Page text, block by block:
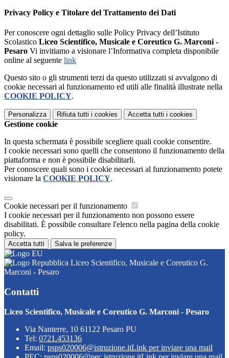
Privacy Policy e Titolare del Trattamento dei Dati
Per conoscere ogni dettaglio sulle Policy Privacy dell’Istituto
Scolastico Liceo Scientifico, Musicale e Coreutico G. Marconi -
Pesaro Vi invitiamo a visionare l’Informativa completa disponibile
online al seguente link
Questo sito o gli strumenti terzi da questo utilizzati si avvalgono di
cookie necessari al funzionamento ed utili alle finalità illustrate nella
COOKIE POLICY.
Personalizza Rifiuta tutti i cookies Accetta tutti i cookies
Gestione cookie
In questa schermata è possibile scegliere quali cookie consentire.
I cookie necessari sono quelli che consentono il funzionamento della
piattaforma e non è possibile disabilitarli.
Per conoscere quali sono i cookie necessari al funzionamento potete
visionare la COOKIE POLICY.
Cookie necessari per il funzionamento
I cookie necessari per il funzionamento non possono essere
disabilitati. È possibile consultare l'elenco nella pagina della cookie
policy.
Accetta tutti Salva le preferenze
Liceo Scientifico, Musicale e Coreutico G.
Marconi - Pesaro
Contatti
Liceo Scientifico, Musicale e Coreutico G. Marconi - Pesaro
Via Nanterre, 10 61122 Pesaro PU
Tel: 0721.453136
Email: psps020006@istruzione.itLink per inviare una mail